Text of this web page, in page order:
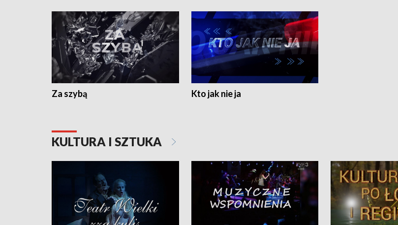
Za szybą Kto jak nie ja
KULTURA I SZTUKA